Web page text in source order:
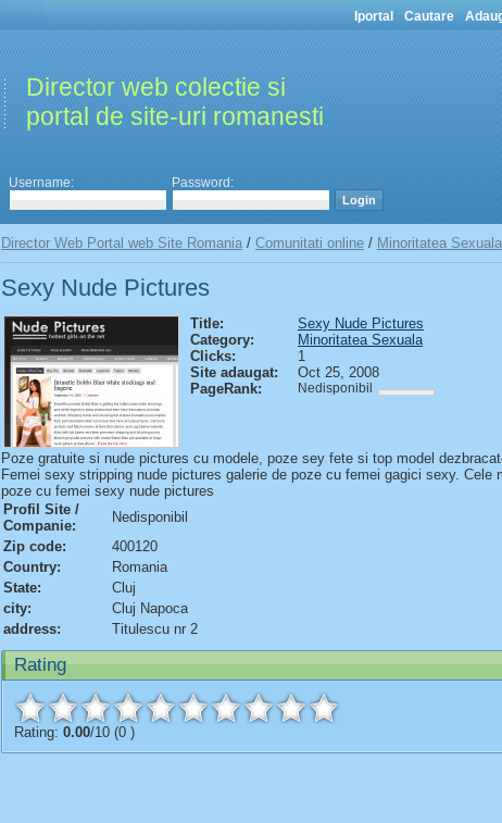
Iportal Cautare
Director web colectie si
portal de site-uri romanesti
Username:
Password:
Director Web Portal web Site Romania / Comunitati online / Minoritatea Sexuala
Sexy Nude Pictures
Title:
Sexy Nude Pictures
Category:
Minoritatea Sexuala
Clicks:
1
Site adaugat:
Oct 25, 2008
PageRank:
Nedisponibil
Poze gratuite si nude pictures cu modele, poze sey fete si top model
Femei sexy stripping nude pictures galerie de poze cu femei gagici sexy. Cele
poze cu femei sexy nude pictures
Profil Site /
Companie:
Nedisponibil
Zip code:
400120
Country:
Romania
State:
Cluj
city:
Cluj Napoca
address:
Titulescu nr 2
Rating
Rating: 0.00/10 (0 )